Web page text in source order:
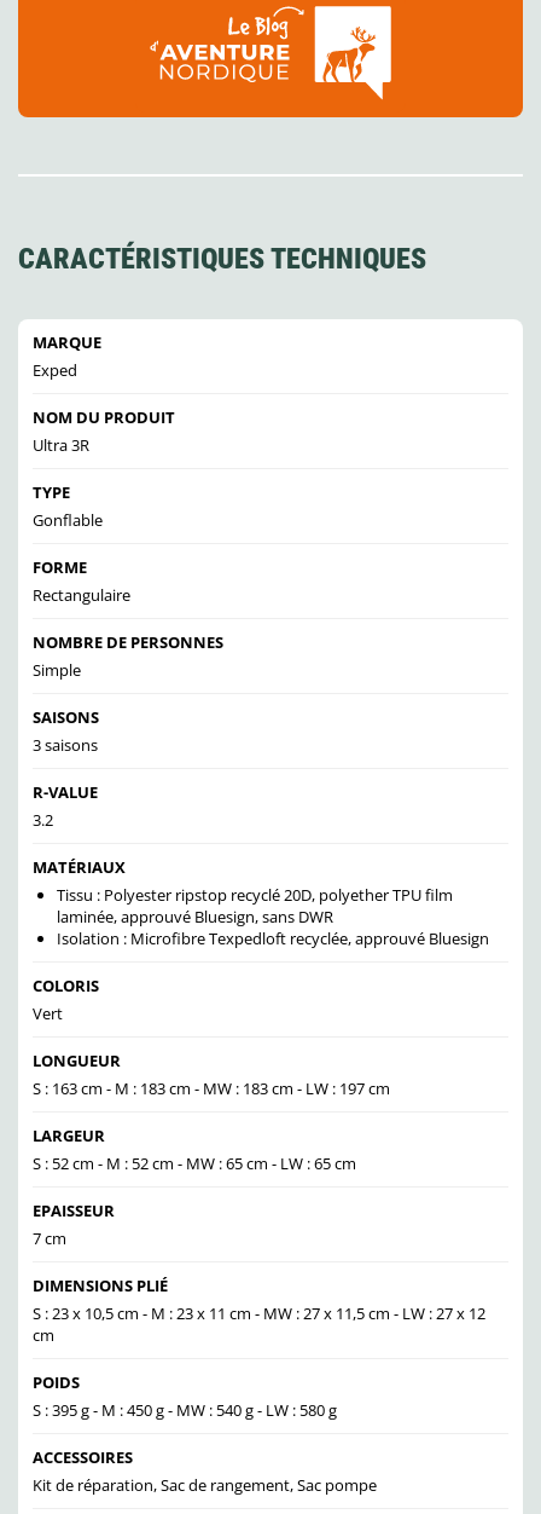
CARACTÉRISTIQUES TECHNIQUES
MARQUE
Exped
NOM DU PRODUIT
Ultra 3R
TYPE
Gonflable
FORME
Rectangulaire
NOMBRE DE PERSONNES
Simple
SAISONS
3 saisons
R-VALUE
3.2
MATÉRIAUX
Tissu : Polyester ripstop recyclé 20D, polyether TPU film
laminée, approuvé Bluesign, sans DWR
Isolation : Microfibre Texpedloft recyclée, approuvé Bluesign
COLORIS
Vert
LONGUEUR
S : 163 cm - M : 183 cm - MW : 183 cm - LW : 197 cm
LARGEUR
S : 52 cm - M : 52 cm - MW : 65 cm - LW : 65 cm
EPAISSEUR
7 cm
DIMENSIONS PLIÉ
S : 23 x 10,5 cm - M : 23 x 11 cm - MW : 27 x 11,5 cm - LW : 27 x 12
cm
POIDS
S : 395 g - M : 450 g - MW : 540 g - LW : 580 g
ACCESSOIRES
Kit de réparation, Sac de rangement, Sac pompe